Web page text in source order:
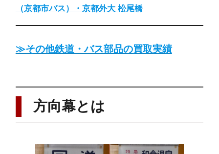
（京都市バス）・京都外大 松尾橋
≫その他鉄道・バス部品の買取実績
方向幕とは